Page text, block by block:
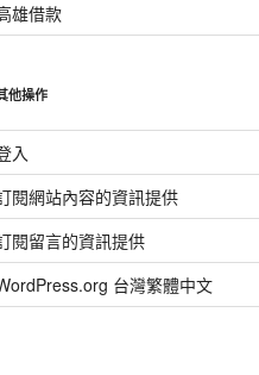
雄借款
他操作
入
閱網站內容的資訊提供
閱留言的資訊提供
台灣繁體中文